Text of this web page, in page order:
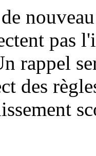
pas
rappel
des